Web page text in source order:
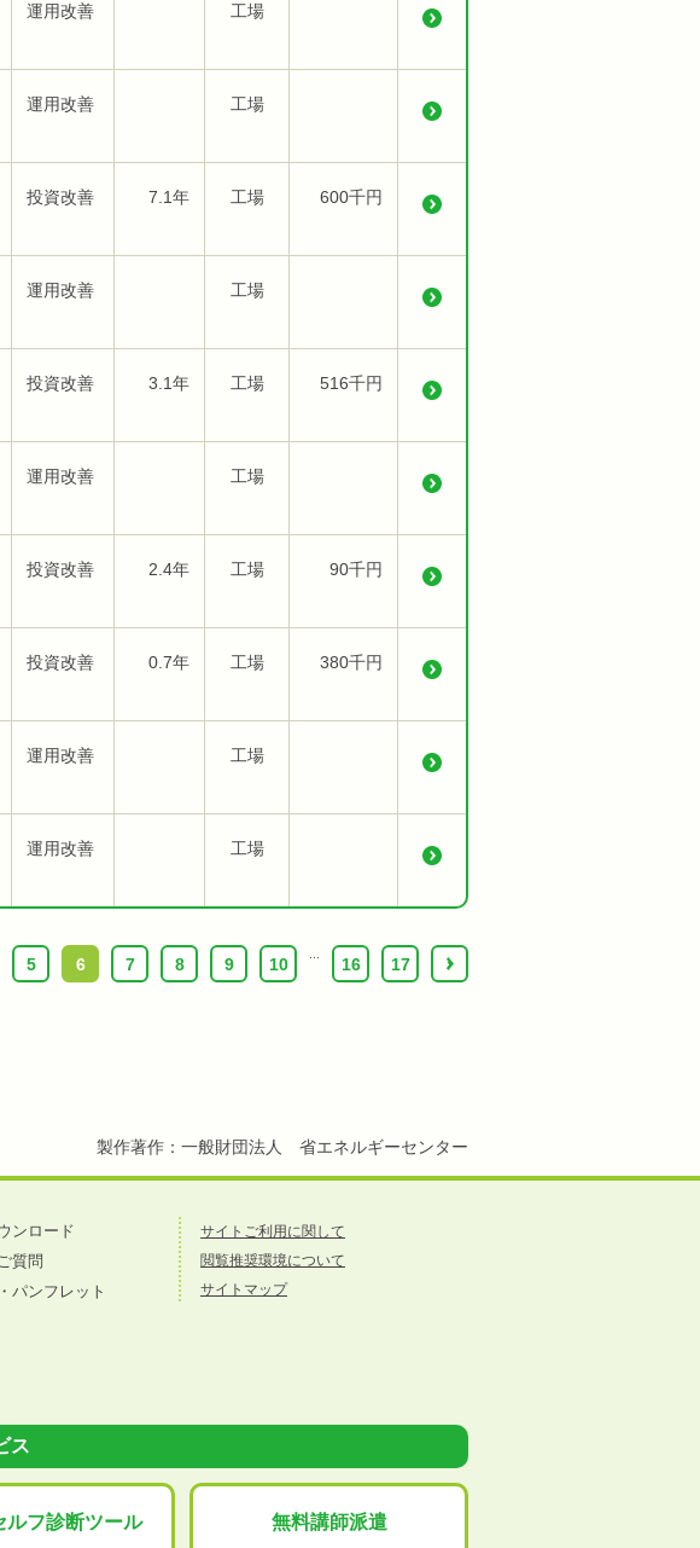
運用改善 工場
運用改善 工場
投資改善 7.1年 工場 600千円
運用改善 工場
投資改善 3.1年 工場 516千円
運用改善 工場
投資改善 2.4年 工場 90千円
投資改善 0.7年 工場 380千円
運用改善 工場
運用改善 工場
5 6 7 8 9 10 16 17 ›
製作著作：一般財団法人 省エネルギーセンター
ンロード
質問
パンフレット
サイトご利用に関して
閲覧推奨環境について
サイトマップ
ス
ルフ診断ツール
無料講師派遣